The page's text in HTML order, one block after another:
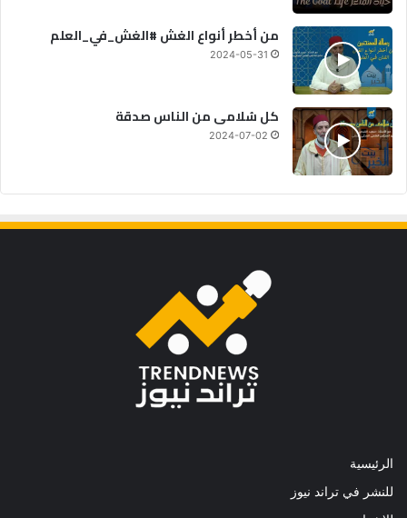
من أخطر أنواع الغش #الغش_في_العلم
2024-05-31
كل سُلامى من الناس صدقة
2024-07-02
الرئيسية
للنشر في تراند نيوز